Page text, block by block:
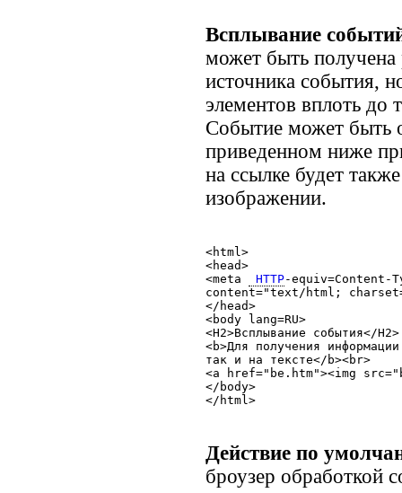
Всплывание
может быть получена
источника события,
элементов вплоть до
Событие может быть
приведенном ниже
на ссылке будет
изображении.
<html>
<head>
<meta
HTTP-equiv=Content-
content="text/html;
</head>
<body lang=RU>
<H2>Всплывание события</H2>
<b>Для получения
так и на тексте</b><br>
<a href="be.htm"><img
</body>
Действие по
броузер обработкой